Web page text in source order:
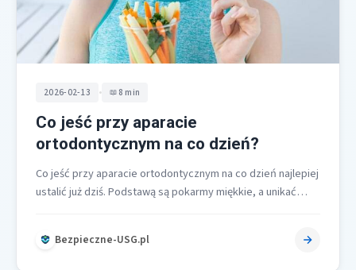
2026-02-13 • 8 min
Co jeść przy aparacie
ortodontycznym na co dzień?
Co jeść przy aparacie ortodontycznym na co dzień najlepiej
ustalić już dziś. Podstawą są pokarmy miękkie, a unikać
Bezpieczne-USG.pl